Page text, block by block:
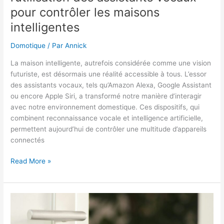
pour contrôler les maisons
intelligentes
Domotique / ParAnnick
La maison intelligente, autrefois considérée comme une vision
futuriste, est désormais une réalité accessible à tous. L’essor
des assistants vocaux, tels qu’Amazon Alexa, Google Assistant
ou encore Apple Siri, a transformé notre manière d’interagir
avec notre environnement domestique. Ces dispositifs, qui
combinent reconnaissance vocale et intelligence artificielle,
permettent aujourd’hui de contrôler une multitude d’appareils
connectés
Domotique
des
avancées
l’utilisation
Read More »